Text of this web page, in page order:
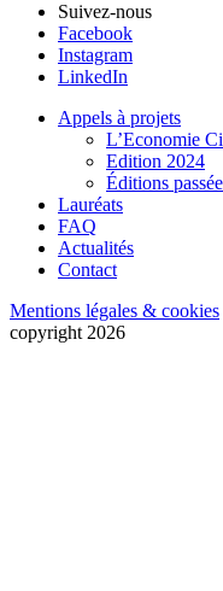
Suivez-nous
Facebook
Instagram
LinkedIn
Appels à projets
L’Economie
Edition 2024
Éditions
Lauréats
FAQ
Actualités
Contact
Mentions légales & cookies
copyright 2026